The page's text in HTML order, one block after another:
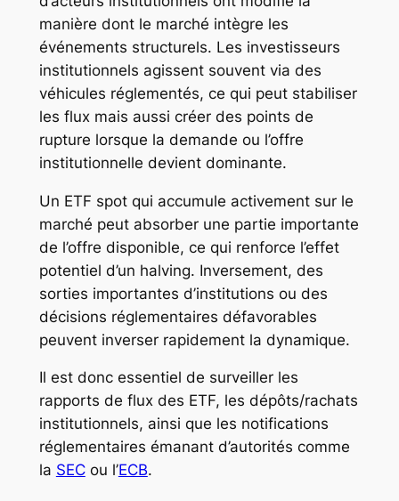
manière dont le marché intègre les
événements structurels. Les investisseurs
institutionnels agissent souvent via des
véhicules réglementés, ce qui peut stabiliser
les flux mais aussi créer des points de
rupture lorsque la demande ou l’offre
institutionnelle devient dominante.
Un ETF spot qui accumule activement sur le
marché peut absorber une partie importante
de l’offre disponible, ce qui renforce l’effet
potentiel d’un halving. Inversement, des
sorties importantes d’institutions ou des
décisions réglementaires défavorables
peuvent inverser rapidement la dynamique.
Il est donc essentiel de surveiller les
rapports de flux des ETF, les dépôts/rachats
institutionnels, ainsi que les notifications
réglementaires émanant d’autorités comme
la SECou l’ECB.